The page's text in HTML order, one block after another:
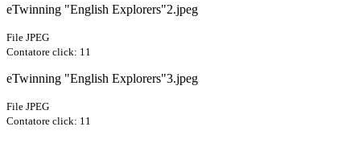
eTwinning "English Explorers"2.jpeg
File JPEG
Contatore click: 11
eTwinning "English Explorers"3.jpeg
File JPEG
Contatore click: 11